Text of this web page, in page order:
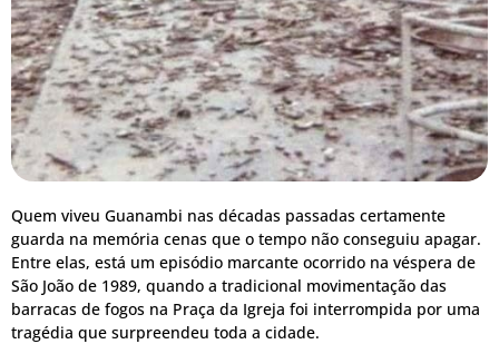
Quem viveu Guanambi nas décadas passadas certamente
guarda na memória cenas que o tempo não conseguiu apagar.
Entre elas, está um episódio marcante ocorrido na véspera de
São João de 1989, quando a tradicional movimentação das
barracas de fogos na Praça da Igreja foi interrompida por uma
tragédia que surpreendeu toda a cidade.